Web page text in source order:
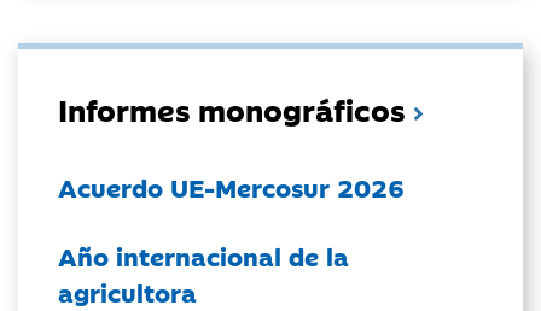
Informes monográficos
Acuerdo UE-Mercosur 2026
Año internacional de la
agricultora